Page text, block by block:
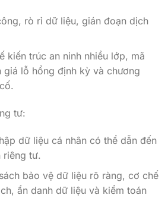
rò rỉ dữ liệu, gián đoạn dịch
kiến trúc an ninh nhiều lớp, mã
giá lỗ hổng định kỳ và chương
tư:
dữ liệu cá nhân có thể dẫn đến
riêng tư.
bảo vệ dữ liệu rõ ràng, cơ chế
ẩn danh dữ liệu và kiểm toán